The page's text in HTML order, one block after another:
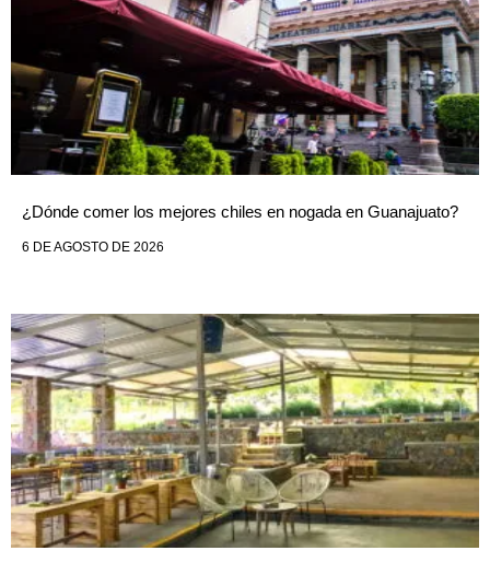
¿Dónde comer los mejores chiles en nogada en Guanajuato?
6 DE AGOSTO DE 2026